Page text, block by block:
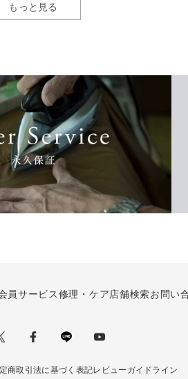
もっと見る
員サービス修理・ケア店舗検索お問い
商取引法に基づく表記レビューガイドライン